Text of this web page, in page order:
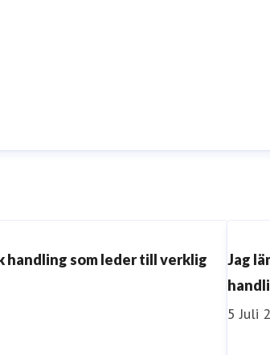
som leder till verklig
Jag
5 Juli